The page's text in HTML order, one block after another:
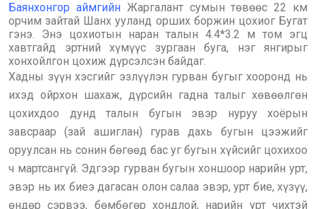
Баянхонгор аймгийнЖаргалант сумын төвөөс 22 км
орчим зайтай Шанх ууланд орших боржин цохиог Бугат
гэнэ. Энэ цохиотын наран талын 4.4*3.2 м том эгц
хавтгайд эртний хүмүүс зургаан буга, нэг янгирыг
хонхойлгон цохиж дүрсэлсэн байдаг.
Хадны зүүн хэсгийг эзлүүлэн гурван бугыг хооронд нь
ихэд ойрхон шахаж, дүрсийн гадна талыг хөвөөлгөн
цохихдоо дунд талын бугын эвэр нуруу хоёрын
завсраар (зай ашиглан) гурав дахь бугын цээжийг
оруулсан нь сонин бөгөөд бас уг бугын хүйсийг цохихоо
ч мартсангүй. Эдгээр гурван бугын хоншоор нарийн урт,
эвэр нь их биеэ дагасан олон салаа эвэр, урт бие, хүзүү,
өндөр сэрвээ, бөмбөгөр хондлой, нарийн урт чихтэй